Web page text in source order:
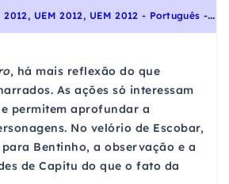
U
EM 2012, UEM 2012, UEM 2012 - Português - Interpretação de Textos, Noções Gerais de Compreensão e Interpretação de Texto
, há mais reflexão do que
As ações só interessam
permitem aprofundar a
No velório de Escobar,
Bentinho, a observação e a
de Capitu do que o fato da